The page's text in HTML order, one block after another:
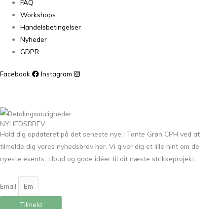
FAQ
Workshops
Handelsbetingelser
Nyheder
GDPR
Facebook Instagram
NYHEDSBREV
Hold dig opdateret på det seneste nye i Tante Grøn CPH ved at
tilmelde dig vores nyhedsbrev her. Vi giver dig et lille hint om de
nyeste events, tilbud og gode idéer til dit næste strikkeprojekt.
Email
Tilmeld